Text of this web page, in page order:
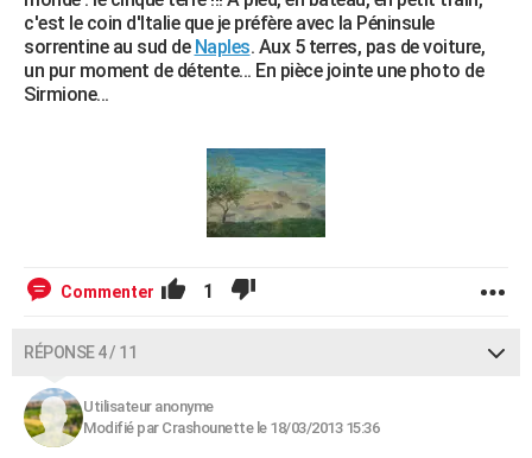
c'est le coin d'Italie que je préfère avec la Péninsule
sorrentine au sud de Naples. Aux 5 terres, pas de voiture,
un pur moment de détente... En pièce jointe une photo de
Sirmione...
Commenter 1
RÉPONSE 4 / 11
Utilisateur anonyme
Modifié par Crashounette le 18/03/2013 15:36